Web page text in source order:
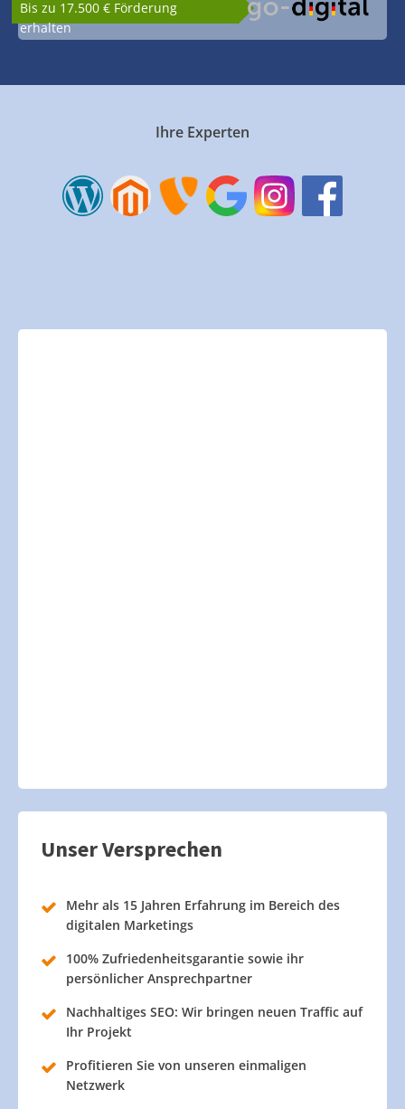
Bis zu 17.500 € Förderung
erhalten
Ihre Experten
Unser Versprechen
Mehr als 15 Jahren Erfahrung im Bereich des
digitalen Marketings
100% Zufriedenheitsgarantie sowie ihr
persönlicher Ansprechpartner
Nachhaltiges SEO: Wir bringen neuen Traffic auf
Ihr Projekt
Profitieren Sie von unseren einmaligen
Netzwerk